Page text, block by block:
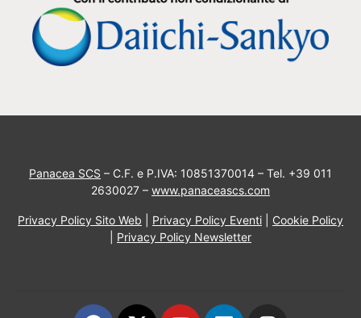
Panacea SCS – C.F. e P.IVA: 10851370014 – Tel. +39 011
2630027 – www.panaceascs.com
Privacy Policy Sito Web Privacy Policy Eventi
Cookie Policy
Privacy Policy Newsletter